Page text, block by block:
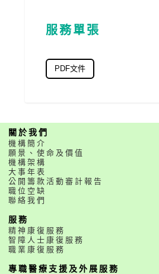
服務單張
PDF文件
關於我們
機構簡介
願景、使命及價值
機構架構
大事年表
公開籌款活動審計報告
職位空缺
聯絡我們
服務
精神康復服務
智障人士康復服務
職業康復服務
專職醫療支援及外展服務